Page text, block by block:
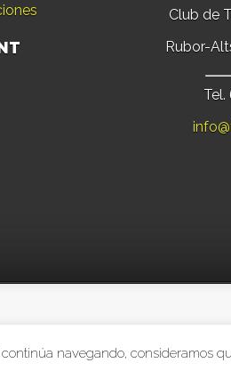
Club de
Rubor-
navegando, consideramos